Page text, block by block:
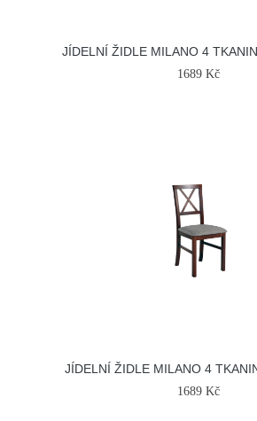
JÍDELNÍ ŽIDLE MILANO 4
1689 Kč
JÍDELNÍ ŽIDLE MILANO 4
1689 Kč